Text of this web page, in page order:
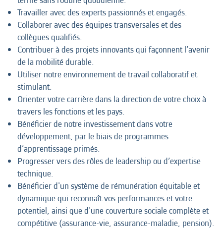
Travailler avec des experts passionnés et engagés.
Collaborer avec des équipes transversales et des
collègues qualifiés.
Contribuer à des projets innovants qui façonnent l’avenir
de la mobilité durable.
Utiliser notre environnement de travail collaboratif et
stimulant.
Orienter votre carrière dans la direction de votre choix à
travers les fonctions et les pays.
Bénéficier de notre investissement dans votre
développement, par le biais de programmes
d’apprentissage primés.
Progresser vers des rôles de leadership ou d’expertise
technique.
Bénéficier d'un système de rémunération équitable et
dynamique qui reconnaît vos performances et votre
potentiel, ainsi que d'une couverture sociale complète et
compétitive (assurance-vie, assurance-maladie, pension).